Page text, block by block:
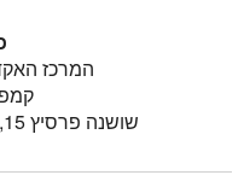
המרכז
שושנה פרסיץ 15, קריית החינוך תל־אביב